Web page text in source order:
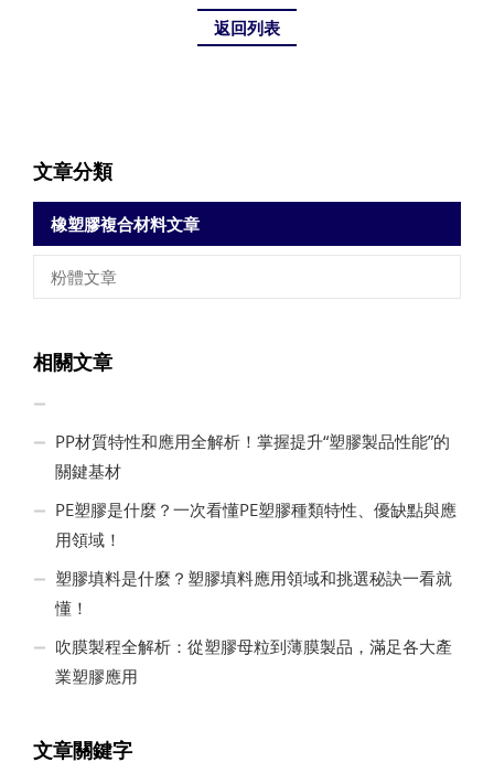
返回列表
文章分類
橡塑膠複合材料文章
粉體文章
相關文章
PP材質特性和應用全解析！掌握提升“塑膠製品性能”的
關鍵基材
PE塑膠是什麼？一次看懂PE塑膠種類特性、優缺點與應
用領域！
塑膠填料是什麼？塑膠填料應用領域和挑選秘訣一看就
懂！
吹膜製程全解析：從塑膠母粒到薄膜製品，滿足各大產
業塑膠應用
文章關鍵字